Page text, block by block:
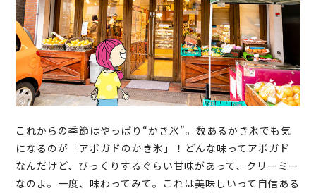
これからの季節はやっぱり“かき氷”。数あるかき氷でも気
になるのが「アボガドのかき氷」！どんな味ってアボガド
なんだけど、びっくりするぐらい甘味があって、クリーミー
なのよ。一度、味わってみて。これは美味しいって自信ある